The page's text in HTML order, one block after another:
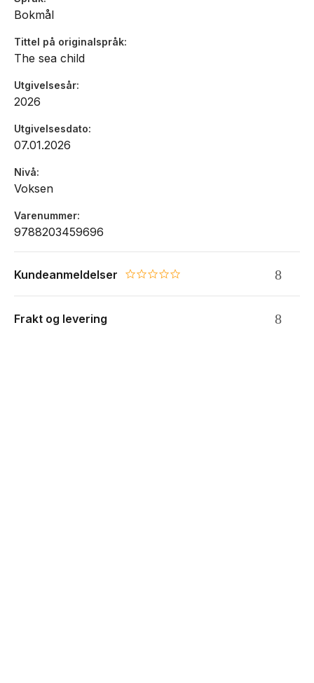
Bokmål
Tittel på originalspråk
The sea child
Utgivelsesår
2026
Utgivelsesdato
07.01.2026
Nivå
Voksen
Varenummer
9788203459696
Kundeanmeldelser 0.0 star rating
Frakt og levering